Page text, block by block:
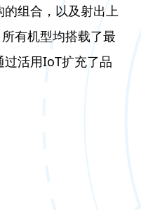
组合，以及射出上
有机型均搭载了最
过活用IoT扩充了品